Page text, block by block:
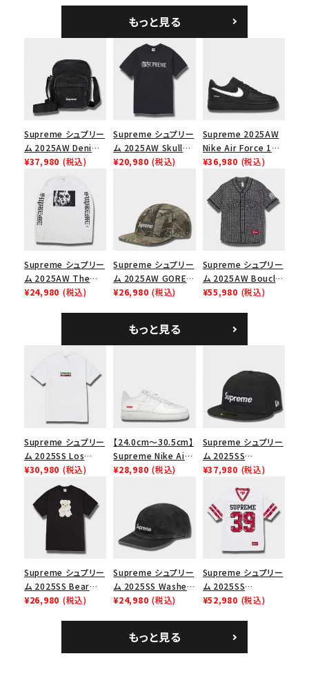
円 ～
在庫のない商品を表示する
絞り込んで検索する
ャップ ナチュラル
ゴ 6パネル ネイビー
もっと見る
Supreme シュプリー
ム 2025AW Denim
Shoulder Bag デニ
ブラック
¥37,980 (税込)
Supreme シュプリー
ム 2025AW Skull
Tee スカル Tシャツ
¥20,980 (税込)
Supreme 2025AW
Nike Air Force 1
Low シュプリーム ナ
イキエアフォース１ス
ニーカー シューズ ブ
ラック
¥36,980 (税込)
Supreme シュプリー
ム 2025AW The
Exorcist Mother
¥24,980 (税込)
Supreme シュプリー
ム 2025AW GORE-
TEX Zip Pocket
キャンプ キャップ リ
アルツリーAPカモ
¥26,980 (税込)
Supreme シュプリー
ム 2025AW Boucle
Baseball Jersey ブ
¥55,980 (税込)
もっと見る
Supreme シュプリー
ム 2025SS Los
Angeles Fire Relief
Box Logo Tee ファ
イヤーリリーフボック
スロゴTシャツ ホワ
イト 白
¥30,980 (税込)
【24.0cm～30.5cm】
Supreme Nike Air
Force 1 Low シュプ
ューズ ホワイト
¥28,980 (税込)
Supreme シュプリー
ム 2025SS
Championship Box
チャンピオンシップボ
ックスロゴニューエラ
キャップ ブラック 黒
¥37,980 (税込)
Supreme シュプリー
ム 2025SS Bear
Tee ベア Tシャツ ブ
¥26,980 (税込)
Supreme シュプリー
ム 2025SS Washed
Chino Twill Camp
ブラック 黒
¥24,980 (税込)
Supreme シュプリー
ム 2025SS
Bandana Football
¥52,980 (税込)
もっと見る